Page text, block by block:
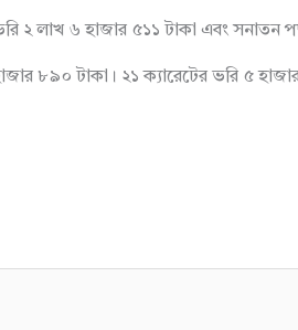
২ লাখ ৬ হাজার ৫১১ টাকা এবং সনাতন
৮৯০ টাকা। ২১ ক্যারেটের ভরি ৫